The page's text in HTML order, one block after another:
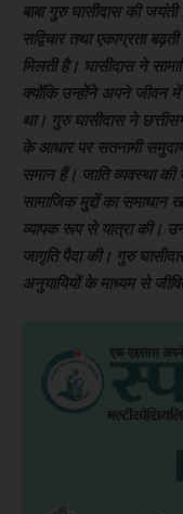
बाबा गुरु घासीदास की
सद्विचार तथा एकाग्रता
मिलती है। घासीदास ने
क्योंकि उन्होंने अपने जीवन
था। गुरु घासीदास ने
के आधार पर सतनामी समुदाय
समान हैं। जाति व्यवस्था
सामाजिक मुद्दों का
व्यापक रूप से यात्रा की।
जागृति पैदा की। गुरु
अनुयायियों के माध्यम से